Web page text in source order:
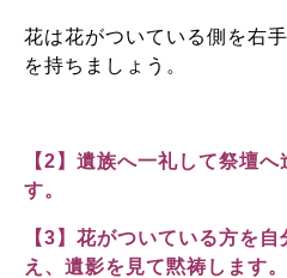
花は花がついている側を右
を持ちましょう。
【2】遺族へ一礼して祭壇
す。
【3】花がついている方を
え、遺影を見て黙祷します。